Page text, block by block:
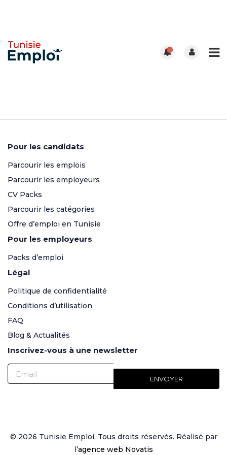
0
Pour les candidats
Parcourir les emplois
Parcourir les employeurs
CV Packs
Parcourir les catégories
Offre d’emploi en Tunisie
Pour les employeurs
Packs d’emploi
Légal
Politique de confidentialité
Conditions d’utilisation
FAQ
Blog & Actualités
Inscrivez-vous à une newsletter
© 2026 Tunisie Emploi. Tous droits réservés. Réalisé par
l’agence web Novatis